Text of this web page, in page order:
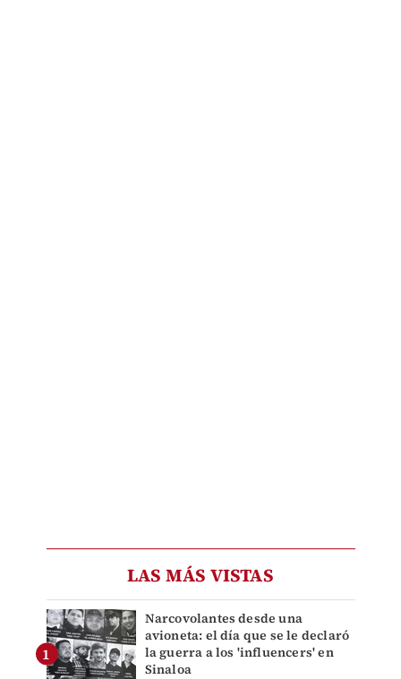
LAS MÁS VISTAS
Narcovolantes desde una
avioneta: el día que se le declaró
la guerra a los 'influencers' en
Sinaloa